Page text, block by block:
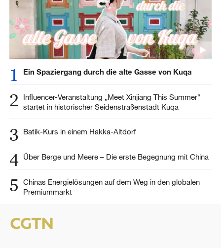
1 Ein Spaziergang durch die alte Gasse von Kuqa
2
Influencer-Veranstaltung „Meet Xinjiang This Summer“
startet in historischer Seidenstraßenstadt Kuqa
3 Batik-Kurs in einem Hakka-Altdorf
4 Über Berge und Meere – Die erste Begegnung mit China
5
Chinas Energielösungen auf dem Weg in den globalen
Premiummarkt